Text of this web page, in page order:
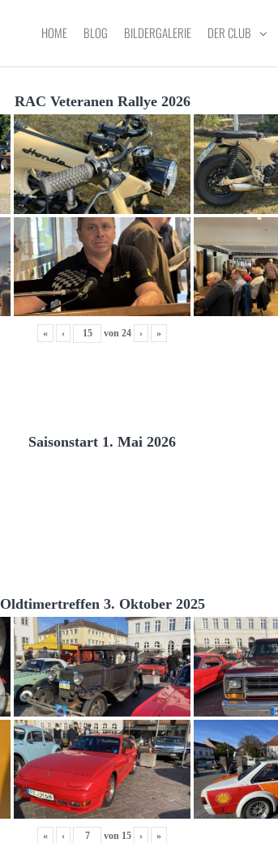
HOME BLOG BILDERGALERIE DER CLUB
RAC Veteranen Rallye 2026
« ‹ von 24 › »
Saisonstart 1. Mai 2026
Oldtimertreffen 3. Oktober 2025
« ‹ von 15 › »